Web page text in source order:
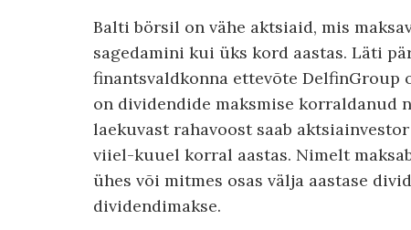
Balti börsil on vähe aktsiaid, mis
sagedamini kui üks kord aastas. Läti
finantsvaldkonna ettevõte DelfinGroup
on dividendide maksmise korraldanud
laekuvast rahavoost saab
viiel-kuuel korral aastas. Nimelt
ühes või mitmes osas välja aastase
dividendimakse.